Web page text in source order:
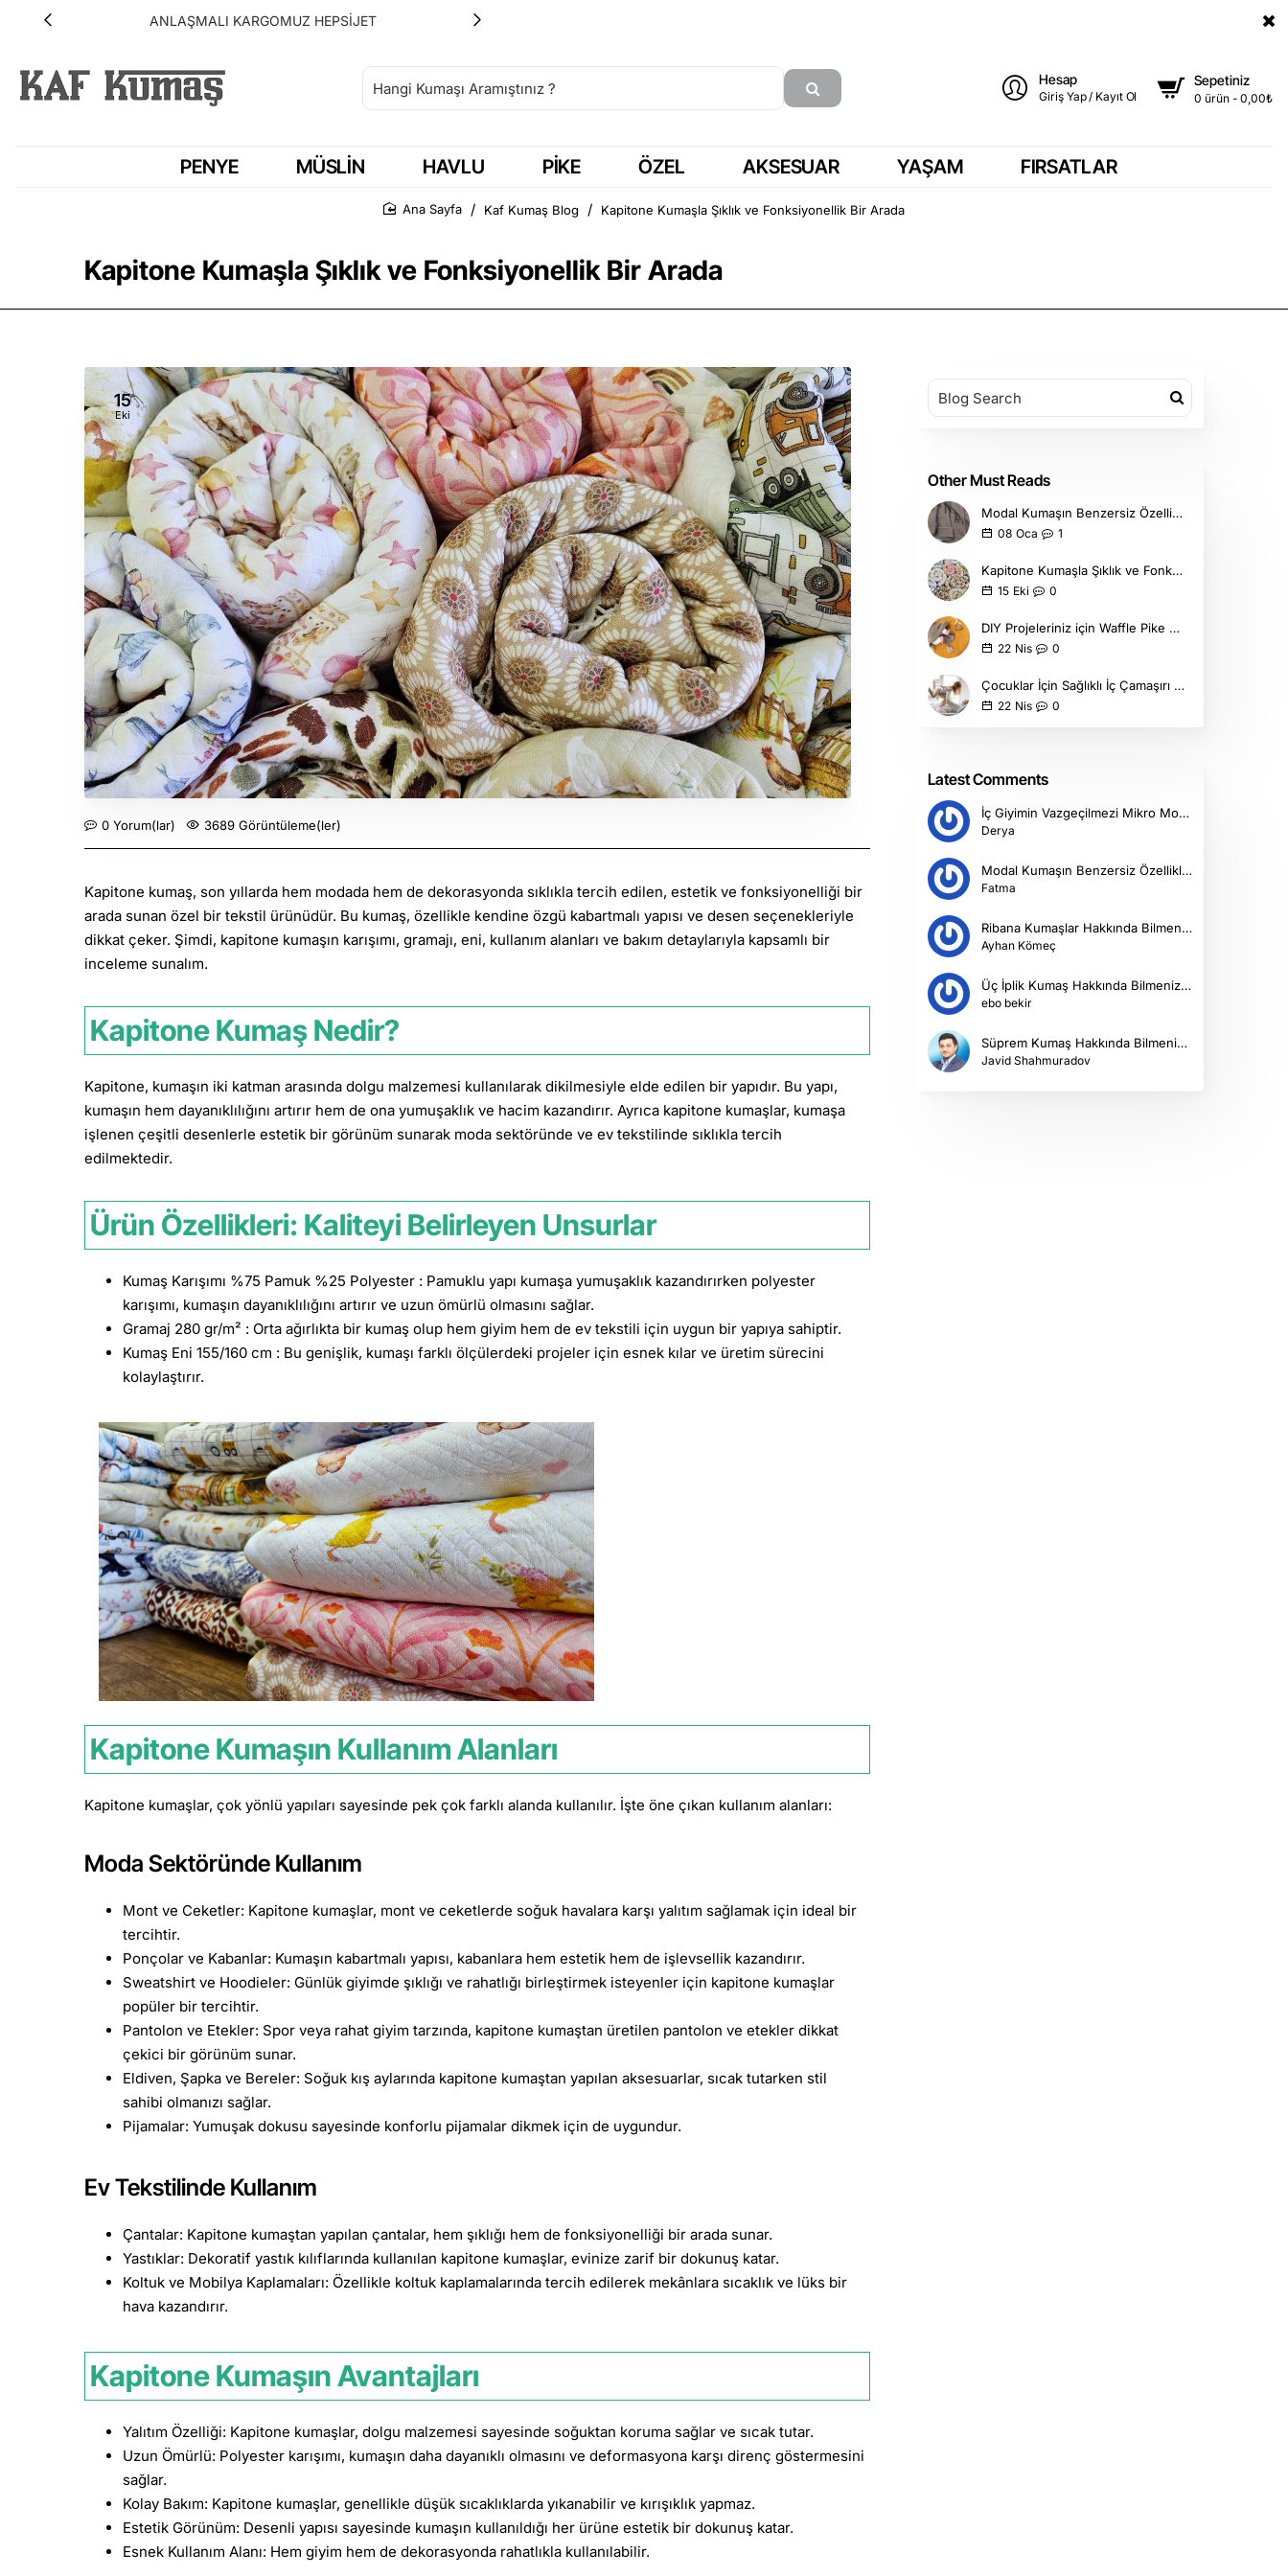
ANLAŞMALI KARGOMUZ HEPSİJET
Hesap
Giriş Yap / Kayıt Ol
Sepetiniz
0 ürün - 0,00₺
PENYE MÜSLIN HAVLU PIKE ÖZEL AKSESUAR YAŞAM FIRSATLAR
Kapitone Kumaşla Şıklık ve Fonksiyonellik Bir Arada
Kaf Kumaş Blog Kapitone Kumaşla Şıklık ve Fonksiyonellik Bir Arada
15
Eki
0 Yorum(lar) 3689 Görüntüleme(ler)
Kapitone kumaş, son yıllarda hem modada hem de dekorasyonda sıklıkla tercih edilen, estetik ve fonksiyonelliği bir
arada sunan özel bir tekstil ürünüdür. Bu kumaş, özellikle kendine özgü kabartmalı yapısı ve desen seçenekleriyle
dikkat çeker. Şimdi, kapitone kumaşın karışımı, gramajı, eni, kullanım alanları ve bakım detaylarıyla kapsamlı bir
inceleme sunalım.
Kapitone Kumaş Nedir?
Kapitone, kumaşın iki katman arasında dolgu malzemesi kullanılarak dikilmesiyle elde edilen bir yapıdır. Bu yapı,
kumaşın hem dayanıklılığını artırır hem de ona yumuşaklık ve hacim kazandırır. Ayrıca kapitone kumaşlar, kumaşa
işlenen çeşitli desenlerle estetik bir görünüm sunarak moda sektöründe ve ev tekstilinde sıklıkla tercih
edilmektedir.
Ürün Özellikleri: Kaliteyi Belirleyen Unsurlar
Kumaş Karışımı %75 Pamuk %25 Polyester : Pamuklu yapı kumaşa yumuşaklık kazandırırken polyester
karışımı, kumaşın dayanıklılığını artırır ve uzun ömürlü olmasını sağlar.
Gramaj 280 gr/m² : Orta ağırlıkta bir kumaş olup hem giyim hem de ev tekstili için uygun bir yapıya sahiptir.
Kumaş Eni 155/160 cm : Bu genişlik, kumaşı farklı ölçülerdeki projeler için esnek kılar ve üretim sürecini
kolaylaştırır.
Kapitone Kumaşın Kullanım Alanları
Kapitone kumaşlar, çok yönlü yapıları sayesinde pek çok farklı alanda kullanılır. İşte öne çıkan kullanım alanları:
Moda Sektöründe Kullanım
Mont ve Ceketler: Kapitone kumaşlar, mont ve ceketlerde soğuk havalara karşı yalıtım sağlamak için ideal bir
tercihtir.
Ponçolar ve Kabanlar: Kumaşın kabartmalı yapısı, kabanlara hem estetik hem de işlevsellik kazandırır.
Sweatshirt ve Hoodieler: Günlük giyimde şıklığı ve rahatlığı birleştirmek isteyenler için kapitone kumaşlar
popüler bir tercihtir.
Pantolon ve Etekler: Spor veya rahat giyim tarzında, kapitone kumaştan üretilen pantolon ve etekler dikkat
çekici bir görünüm sunar.
Eldiven, Şapka ve Bereler: Soğuk kış aylarında kapitone kumaştan yapılan aksesuarlar, sıcak tutarken stil
sahibi olmanızı sağlar.
Pijamalar: Yumuşak dokusu sayesinde konforlu pijamalar dikmek için de uygundur.
Ev Tekstilinde Kullanım
Çantalar: Kapitone kumaştan yapılan çantalar, hem şıklığı hem de fonksiyonelliği bir arada sunar.
Yastıklar: Dekoratif yastık kılıflarında kullanılan kapitone kumaşlar, evinize zarif bir dokunuş katar.
Koltuk ve Mobilya Kaplamaları: Özellikle koltuk kaplamalarında tercih edilerek mekânlara sıcaklık ve lüks bir
hava kazandırır.
Kapitone Kumaşın Avantajları
Yalıtım Özelliği: Kapitone kumaşlar, dolgu malzemesi sayesinde soğuktan koruma sağlar ve sıcak tutar.
Uzun Ömürlü: Polyester karışımı, kumaşın daha dayanıklı olmasını ve deformasyona karşı direnç göstermesini
sağlar.
Kolay Bakım: Kapitone kumaşlar, genellikle düşük sıcaklıklarda yıkanabilir ve kırışıklık yapmaz.
Estetik Görünüm: Desenli yapısı sayesinde kumaşın kullanıldığı her ürüne estetik bir dokunuş katar.
Esnek Kullanım Alanı: Hem giyim hem de dekorasyonda rahatlıkla kullanılabilir.
Other Must Reads
Modal Kumaşın Benzersiz Özellikleri ve Kullanım Alanları
08 Oca 1
Kapitone Kumaşla Şıklık ve Fonksiyonellik Bir Arada
15 Eki 0
DIY Projeleriniz için Waffle Pike Kumaş ile Neler Dikilir?
22 Nis 0
Çocuklar İçin Sağlıklı İç Çamaşırı Seçimi Nasıl Olmalıdır?
22 Nis 0
Latest Comments
İç Giyimin Vazgeçilmezi Mikro Modal Kumaşı Duymuş Muydunuz?
Derya
Modal Kumaşın Benzersiz Özellikleri ve Kullanım Alanları
Fatma
Ribana Kumaşlar Hakkında Bilmeniz Gerekenler
Ayhan Kömeç
Üç İplik Kumaş Hakkında Bilmeniz Gerekenler
ebo bekir
Süprem Kumaş Hakkında Bilmeniz Gerekenler
Javid Shahmuradov